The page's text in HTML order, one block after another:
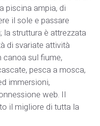
piscina ampia, di
il sole e passare
struttura è attrezzata
di svariate attività
sul fiume,
pesca a mosca,
immersioni,
web. Il
il migliore di tutta la